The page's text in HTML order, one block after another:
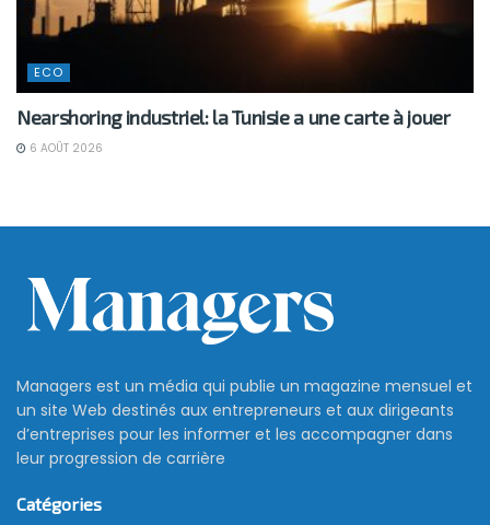
ECO
Nearshoring industriel: la Tunisie a une carte à jouer
6 AOÛT 2026
Managers est un média qui publie un magazine mensuel et
un site Web destinés aux entrepreneurs et aux dirigeants
d’entreprises pour les informer et les accompagner dans
leur progression de carrière
Catégories